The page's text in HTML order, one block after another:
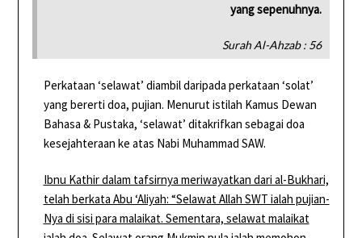
yang sepenuhnya.
Surah Al-Ahzab : 56
Perkataan ‘selawat’ diambil daripada perkataan ‘solat’
yang bererti doa, pujian. Menurut istilah Kamus Dewan
Bahasa & Pustaka, ‘selawat’ ditakrifkan sebagai doa
kesejahteraan ke atas Nabi Muhammad SAW.
Ibnu Kathir dalam tafsirnya meriwayatkan dari al-Bukhari,
telah berkata Abu ‘Aliyah: “Selawat Allah SWT ialah pujian-
Nya di sisi para malaikat. Sementara, selawat malaikat